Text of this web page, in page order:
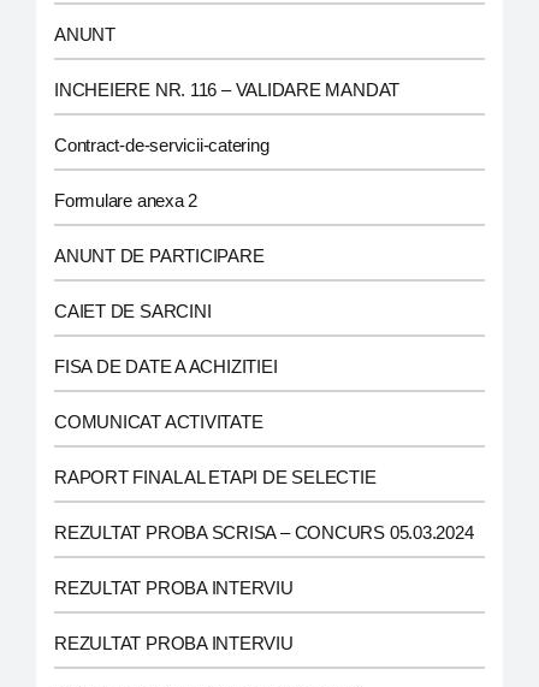
ANUNT
INCHEIERE NR. 116 – VALIDARE MANDAT
Contract-de-servicii-catering
Formulare anexa 2
ANUNT DE PARTICIPARE
CAIET DE SARCINI
FISA DE DATE A ACHIZITIEI
COMUNICAT ACTIVITATE
RAPORT FINAL AL ETAPI DE SELECTIE
REZULTAT PROBA SCRISA – CONCURS 05.03.2024
REZULTAT PROBA INTERVIU
REZULTAT PROBA INTERVIU